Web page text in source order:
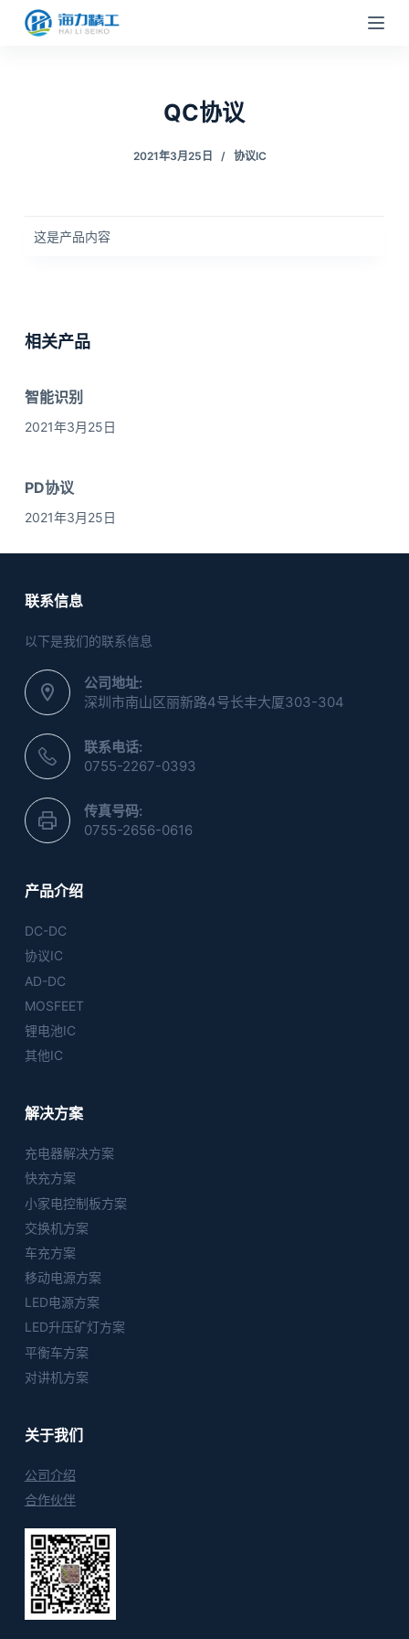
跳
QC协议
2021年3月25日 协议IC
这是产品内容
相关产品
智能识别
2021年3月25日
PD协议
2021年3月25日
联系信息
以下是我们的联系信息
公司地址:
深圳市南山区丽新路4号长丰大厦303-304
联系电话:
0755-2267-0393
传真号码:
0755-2656-0616
产品介绍
DC-DC
协议IC
AD-DC
MOSFEET
锂电池IC
其他IC
解决方案
充电器解决方案
快充方案
小家电控制板方案
交换机方案
车充方案
移动电源方案
LED电源方案
LED升压矿灯方案
平衡车方案
对讲机方案
关于我们
公司介绍
合作伙伴